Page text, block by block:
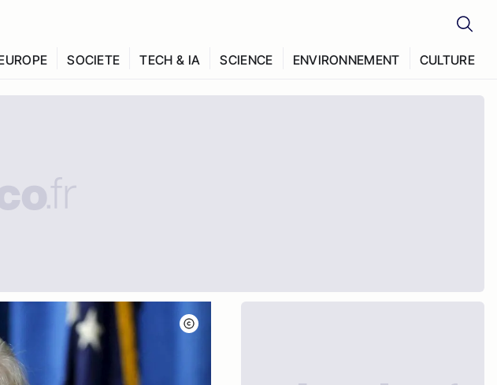
SOCIETE TECH & IA SCIENCE ENVIRONNEMENT CULTURE